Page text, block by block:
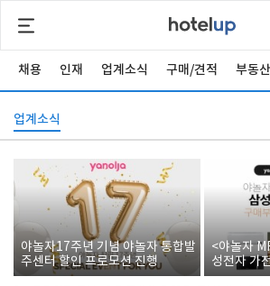
채용 인재 업계소식 구매/견적 부동산
업계소식
야놀자17주년 기념 야놀자 통합발
주센터 할인 프로모션 진행
<야놀자
성전자 가